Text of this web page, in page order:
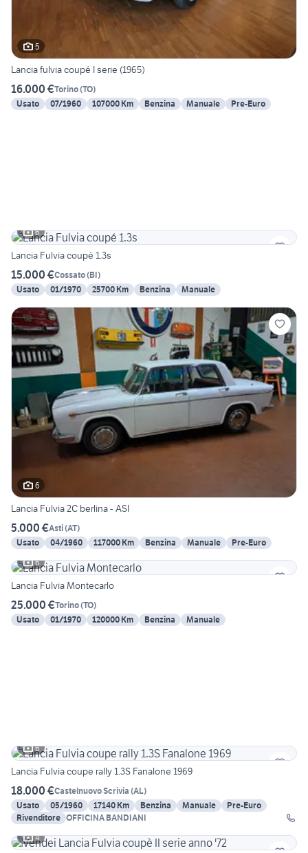
5
Lancia fulvia coupé I serie (1965)
16.000 €Torino(TO)
Usato
07/1960 107000 Km Benzina Manuale Pre-Euro
6
Lancia Fulvia coupé 1.3s
15.000 €Cossato(BI)
Usato
01/1970 25700 Km Benzina Manuale
6
Lancia Fulvia 2C berlina - ASI
5.000 €Asti(AT)
Usato
04/1960 117000 Km Benzina Manuale
Pre-Euro
6
Lancia Fulvia Montecarlo
25.000 €Torino(TO)
Usato
01/1970 120000 Km Benzina Manuale
6
Lancia Fulvia coupe rally 1.3S Fanalone 1969
18.000 €Castelnuovo Scrivia (AL)
Usato
05/1960 17140 Km Benzina Manuale
Pre-Euro
Rivenditore OFFICINA BANDIANI
4